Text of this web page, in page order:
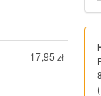
17,95 zł
(